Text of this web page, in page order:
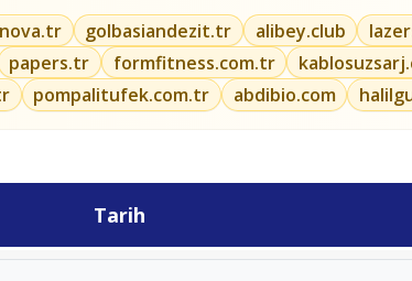
golbasiandezit.tr alibey.club
papers.tr formfitness.com.tr
pompalitufek.com.tr abdibio.com
Tarih